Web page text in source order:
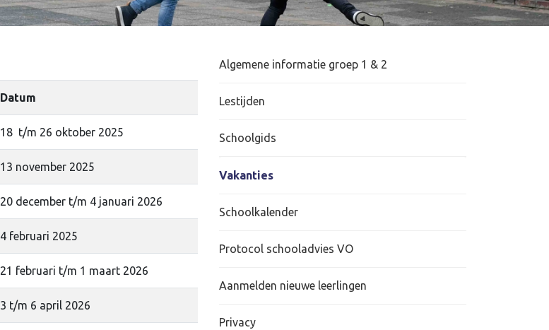
Datum
18 t/m 26 oktober 2025
13 november 2025
20 december t/m 4 januari 2026
4 februari 2025
21 februari t/m 1 maart 2026
3 t/m 6 april 2026
Algemene informatie groep 1 & 2
Lestijden
Schoolgids
Vakanties
Schoolkalender
Protocol schooladvies VO
Aanmelden nieuwe leerlingen
Privacy